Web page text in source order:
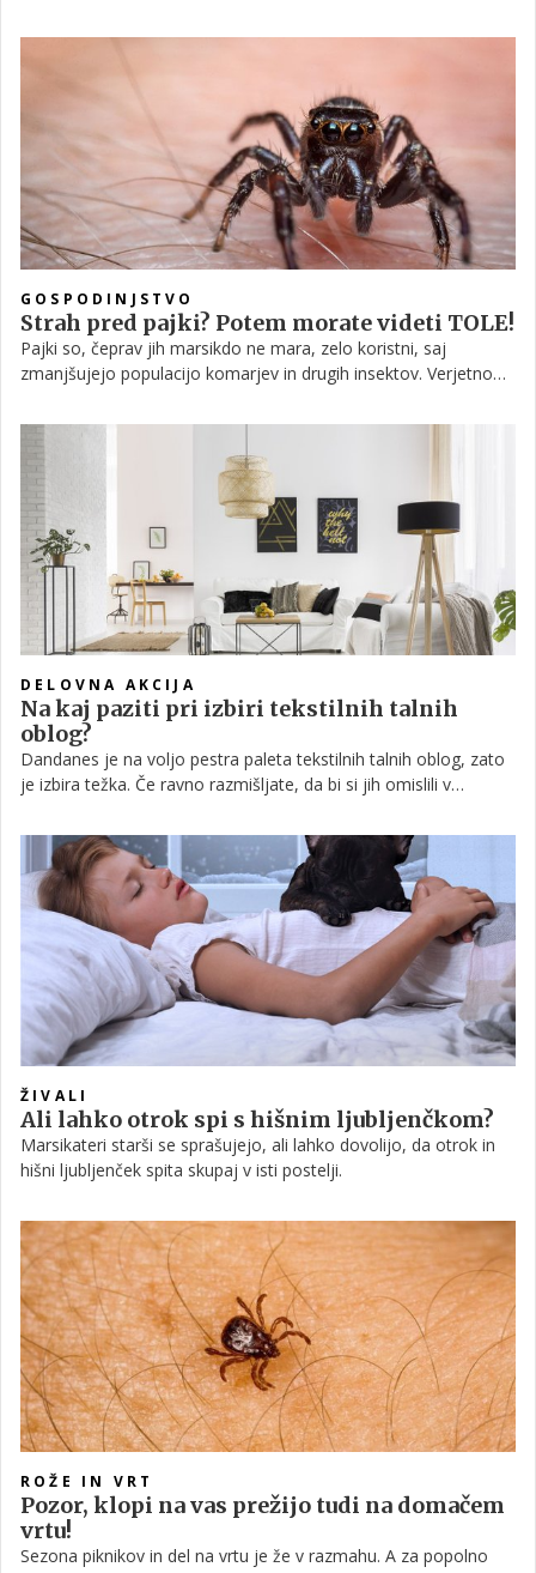
enostavne tako za polaganje kot vzdrževanje, ampak vam
kakovosten les in se polaganja lotili po korakih.
GOSPODINJSTVO
Strah pred pajki? Potem morate videti TOLE!
Pajki so, čeprav jih marsikdo ne mara, zelo koristni, saj
zmanjšujejo populacijo komarjev in drugih insektov. Verjetno
sprehajanjem po naših domovih, a to še ne pomeni, da jih
moramo takoj pobiti.
DELOVNA AKCIJA
Na kaj paziti pri izbiri tekstilnih talnih
oblog?
Dandanes je na voljo pestra paleta tekstilnih talnih oblog, zato
je izbira težka. Če ravno razmišljate, da bi si jih omislili v
tkanin.
ŽIVALI
Ali lahko otrok spi s hišnim ljubljenčkom?
Marsikateri starši se sprašujejo, ali lahko dovolijo, da otrok in
hišni ljubljenček spita skupaj v isti postelji.
ROŽE IN VRT
Pozor, klopi na vas prežijo tudi na domačem
vrtu!
Sezona piknikov in del na vrtu je že v razmahu. A za popolno